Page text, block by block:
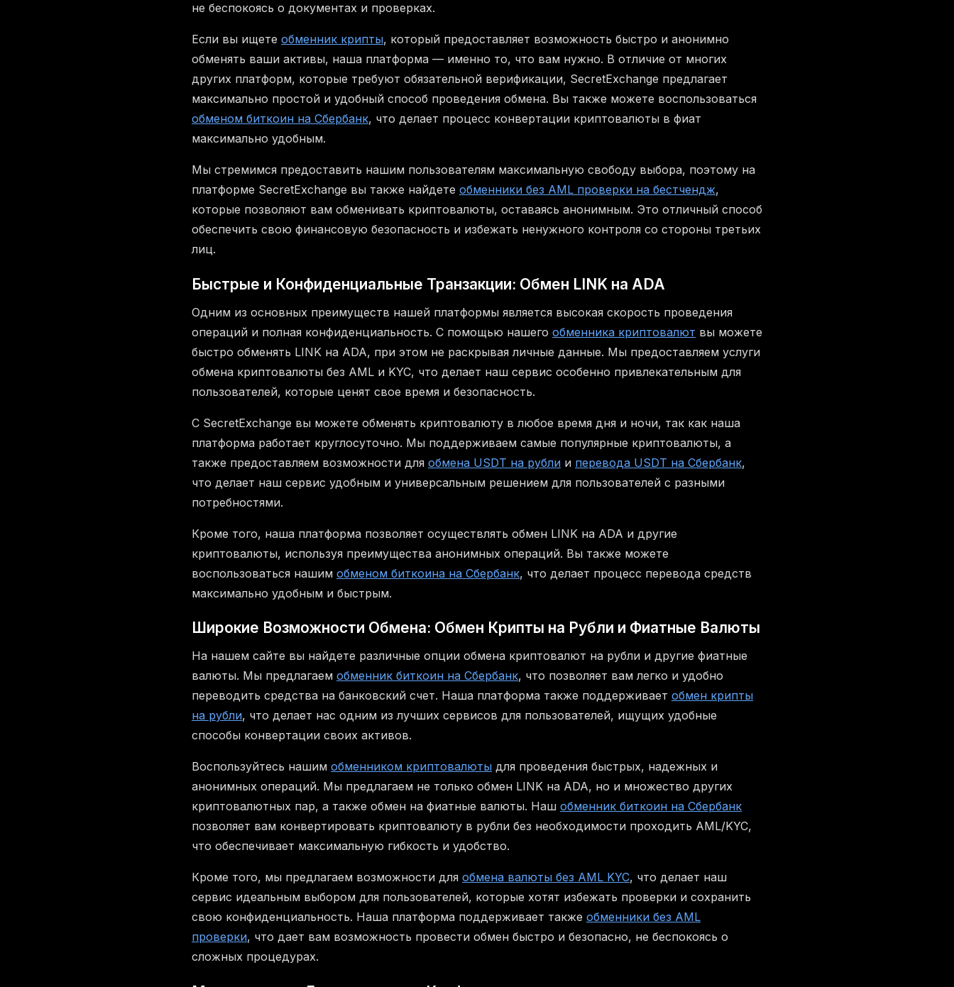
не беспокоясь о документах и проверках.
Если вы ищете обменник крипты, который предоставляет возможность быстро и анонимно
обменять ваши активы, наша платформа — именно то, что вам нужно. В отличие от многих
других платформ, которые требуют обязательной верификации, SecretExchange предлагает
максимально простой и удобный способ проведения обмена. Вы также можете воспользоваться
обменом биткоин на Сбербанк, что делает процесс конвертации криптовалюты в фиат
максимально удобным.
Мы стремимся предоставить нашим пользователям максимальную свободу выбора, поэтому на
платформе SecretExchange вы также найдете обменники без AML проверки на бестчендж,
которые позволяют вам обменивать криптовалюты, оставаясь анонимным. Это отличный способ
обеспечить свою финансовую безопасность и избежать ненужного контроля со стороны третьих
лиц.
Быстрые и Конфиденциальные Транзакции: Обмен LINK на ADA
Одним из основных преимуществ нашей платформы является высокая скорость проведения
операций и полная конфиденциальность. С помощью нашего обменника криптовалют вы можете
быстро обменять LINK на ADA, при этом не раскрывая личные данные. Мы предоставляем услуги
обмена криптовалюты без AML и KYC, что делает наш сервис особенно привлекательным для
пользователей, которые ценят свое время и безопасность.
С SecretExchange вы можете обменять криптовалюту в любое время дня и ночи, так как наша
платформа работает круглосуточно. Мы поддерживаем самые популярные криптовалюты, а
также предоставляем возможности для обмена USDT на рубли и перевода USDT на Сбербанк,
что делает наш сервис удобным и универсальным решением для пользователей с разными
потребностями.
Кроме того, наша платформа позволяет осуществлять обмен LINK на ADA и другие
криптовалюты, используя преимущества анонимных операций. Вы также можете
воспользоваться нашим обменом биткоина на Сбербанк, что делает процесс перевода средств
максимально удобным и быстрым.
Широкие Возможности Обмена: Обмен Крипты на Рубли и Фиатные Валюты
На нашем сайте вы найдете различные опции обмена криптовалют на рубли и другие фиатные
валюты. Мы предлагаем обменник биткоин на Сбербанк, что позволяет вам легко и удобно
переводить средства на банковский счет. Наша платформа также поддерживает обмен крипты
на рубли, что делает нас одним из лучших сервисов для пользователей, ищущих удобные
способы конвертации своих активов.
Воспользуйтесь нашим обменником криптовалюты для проведения быстрых, надежных и
анонимных операций. Мы предлагаем не только обмен LINK на ADA, но и множество других
криптовалютных пар, а также обмен на фиатные валюты. Наш обменник биткоин на Сбербанк
позволяет вам конвертировать криптовалюту в рубли без необходимости проходить AML/KYC,
что обеспечивает максимальную гибкость и удобство.
Кроме того, мы предлагаем возможности для обмена валюты без AML KYC, что делает наш
сервис идеальным выбором для пользователей, которые хотят избежать проверки и сохранить
свою конфиденциальность. Наша платформа поддерживает также обменники без AML
проверки, что дает вам возможность провести обмен быстро и безопасно, не беспокоясь о
сложных процедурах.